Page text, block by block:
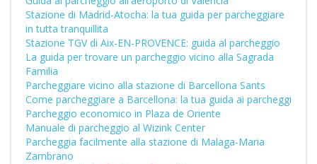
Stazione di Madrid-Atocha: la tua guida per parcheggiare
in tutta tranquillita
Stazione TGV di Aix-EN-PROVENCE: guida al parcheggio
La guida per trovare un parcheggio vicino alla Sagrada
Familia
Parcheggiare vicino alla stazione di Barcellona Sants
Come parcheggiare a Barcellona: la tua guida ai parcheggi
Parcheggio economico in Plaza de Oriente
Manuale di parcheggio al Wizink Center
Parcheggia facilmente alla stazione di Malaga-Maria
Zambrano